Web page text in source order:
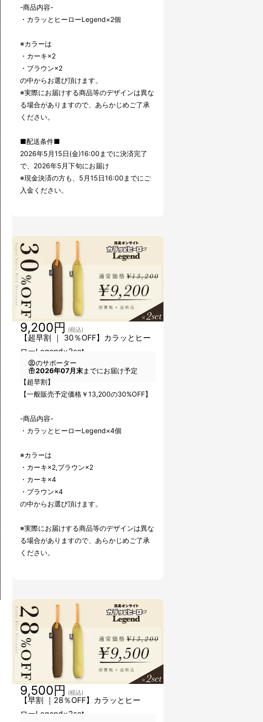
-商品内容-
・カラッとヒーローLegend×2個
※カラーは
・カーキ×2
・ブラウン×2
の中からお選び頂けます。
※実際にお届けする商品等のデザインは異な
る場合がありますので、あらかじめご了承
ください。
■配送条件■
2026年5月15日(金)16:00までに決済完了
で、2026年5月下旬にお届け
※現金決済の方も、5月15日16:00までにご
入金ください。
【超早割 ｜ 30％OFF】カラッとヒー
ローLegend×2set
9,200円 (税込)
のサポーター
2026年07月末までにお届け予定
【超早割】
【一般販売予定価格￥13,200の30%OFF】
-商品内容-
・カラッとヒーローLegend×4個
※カラーは
・カーキ×2,ブラウン×2
・カーキ×4
・ブラウン×4
の中からお選び頂けます。
※実際にお届けする商品等のデザインは異な
る場合がありますので、あらかじめご了承
ください。
【早割 ｜28％OFF】カラッとヒー
ローLegend×2set
9,500円 (税込)